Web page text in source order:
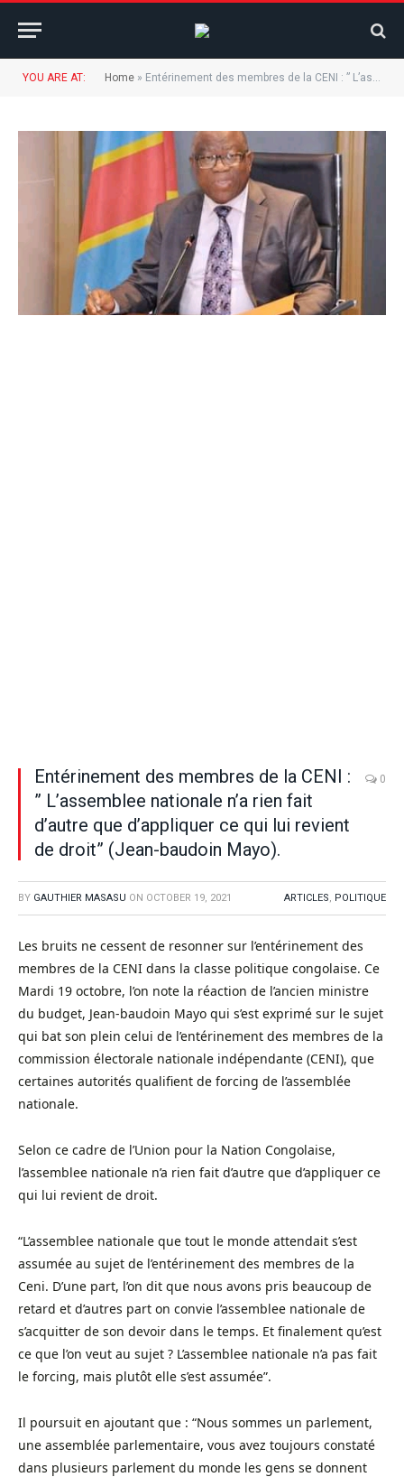
YOU ARE AT: Home » Entérinement des membres de la CENI : ” L’assemblee nationale n’a rien fait d’autre que d’appliquer ce qui lui revient de droit” (Jean-baudoin Mayo).
Entérinement des membres de la CENI :
” L’assemblee nationale n’a rien fait
d’autre que d’appliquer ce qui lui revient
de droit” (Jean-baudoin Mayo).
0
BY GAUTHIER MASASU ON OCTOBER 19, 2021 ARTICLES, POLITIQUE
Les bruits ne cessent de resonner sur l’entérinement des
membres de la CENI dans la classe politique congolaise. Ce
Mardi 19 octobre, l’on note la réaction de l’ancien ministre
du budget, Jean-baudoin Mayo qui s’est exprimé sur le sujet
qui bat son plein celui de l’entérinement des membres de la
commission électorale nationale indépendante (CENI), que
certaines autorités qualifient de forcing de l’assemblée
nationale.
Selon ce cadre de l’Union pour la Nation Congolaise,
l’assemblee nationale n’a rien fait d’autre que d’appliquer ce
qui lui revient de droit.
“L’assemblee nationale que tout le monde attendait s’est
assumée au sujet de l’entérinement des membres de la
Ceni. D’une part, l’on dit que nous avons pris beaucoup de
retard et d’autres part on convie l’assemblee nationale de
s’acquitter de son devoir dans le temps. Et finalement qu’est
ce que l’on veut au sujet ? L’assemblee nationale n’a pas fait
le forcing, mais plutôt elle s’est assumée”.
Il poursuit en ajoutant que : “Nous sommes un parlement,
une assemblée parlementaire, vous avez toujours constaté
dans plusieurs parlement du monde les gens se donnent